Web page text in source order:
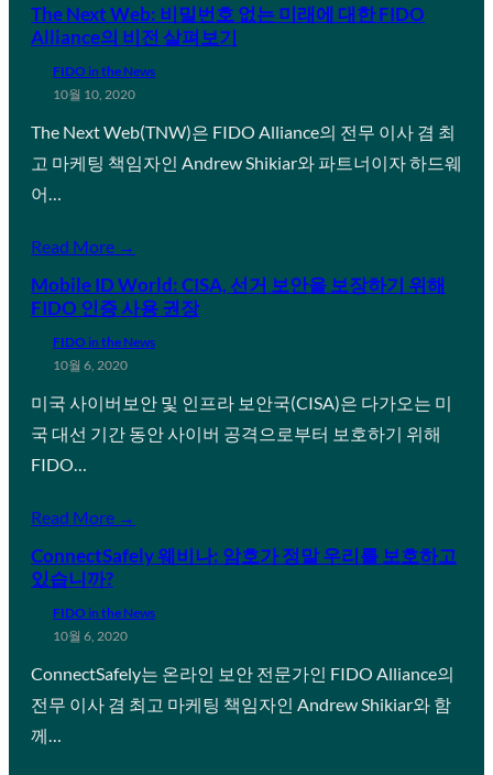
The Next Web: 비밀번호 없는 미래에 대한 FIDO
Alliance의 비전 살펴보기
FIDO in the News
10월 10, 2020
The Next Web(TNW)은 FIDO Alliance의 전무 이사 겸 최
고 마케팅 책임자인 Andrew Shikiar와 파트너이자 하드웨
어…
Read More →
Mobile ID World: CISA, 선거 보안을 보장하기 위해
FIDO 인증 사용 권장
FIDO in the News
10월 6, 2020
미국 사이버보안 및 인프라 보안국(CISA)은 다가오는 미
국 대선 기간 동안 사이버 공격으로부터 보호하기 위해
FIDO…
Read More →
ConnectSafely 웨비나: 암호가 정말 우리를 보호하고
있습니까?
FIDO in the News
10월 6, 2020
ConnectSafely는 온라인 보안 전문가인 FIDO Alliance의
전무 이사 겸 최고 마케팅 책임자인 Andrew Shikiar와 함
께…